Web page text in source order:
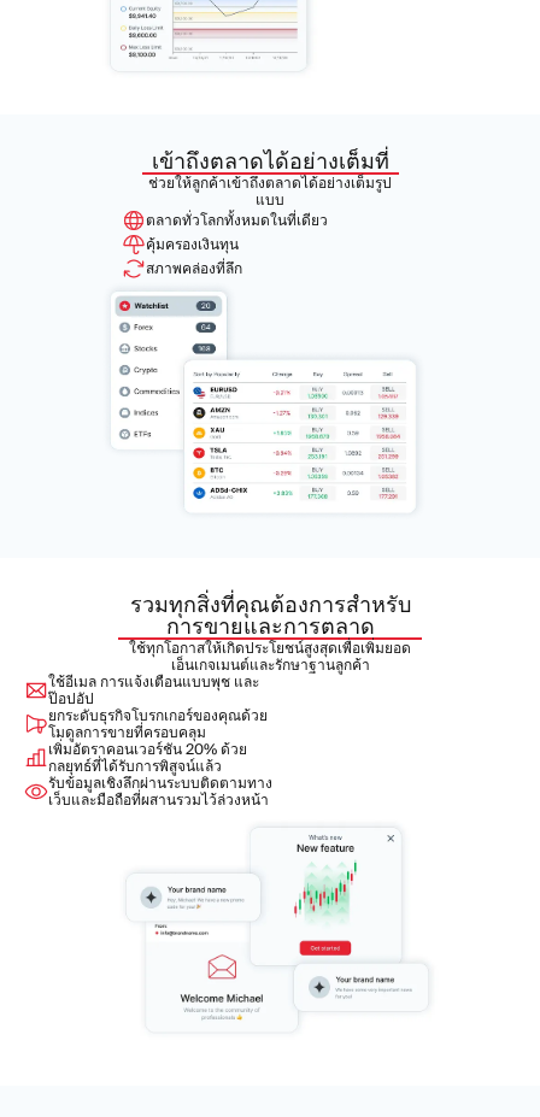
เข้าถึงตลาดได้อย่างเต็มที่
ช่วยให้ลูกค้าเข้าถึงตลาดได้อย่างเต็มรูป
แบบ
ตลาดทั่วโลกทั้งหมดในที่เดียว
คุ้มครองเงินทุน
สภาพคล่องที่ลึก
รวมทุกสิ่งที่คุณต้องการสำหรับ
การขายและการตลาด
ใช้ทุกโอกาสให้เกิดประโยชน์สูงสุดเพื่อเพิ่มยอด
เอ็นเกจเมนต์และรักษาฐานลูกค้า
ใช้อีเมล การแจ้งเตือนแบบพุช และ
ป๊อปอัป
ยกระดับธุรกิจโบรกเกอร์ของคุณด้วย
โมดูลการขายที่ครอบคลุม
เพิ่มอัตราคอนเวอร์ชัน 20% ด้วย
กลยุทธ์ที่ได้รับการพิสูจน์แล้ว
รับข้อมูลเชิงลึกผ่านระบบติดตามทาง
เว็บและมือถือที่ผสานรวมไว้ล่วงหน้า